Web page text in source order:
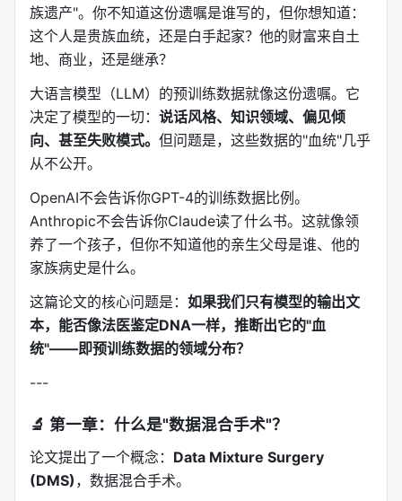
族遗产"。你不知道这份遗嘱是谁写的，但你想知道：
这个人是贵族血统，还是白手起家？他的财富来自土
地、商业，还是继承？
大语言模型（LLM）的预训练数据就像这份遗嘱。它
决定了模型的一切： 说话风格、知识领域、偏见倾
向、甚至失败模式。 但问题是，这些数据的"血统"几乎
从不公开。
OpenAI不会告诉你GPT-4的训练数据比例。
Anthropic不会告诉你Claude读了什么书。这就像领
养了一个孩子，但你不知道他的亲生父母是谁、他的
家族病史是什么。
这篇论文的核心问题是： 如果我们只有模型的输出文
本，能否像法医鉴定DNA一样，推断出它的"血
统"——即预训练数据的领域分布？
---
🔬 第一章：什么是"数据混合手术"？
论文提出了一个概念： Data Mixture Surgery
(DMS) ，数据混合手术。